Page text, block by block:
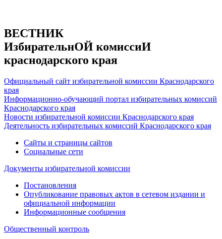
ВЕСТНИК
ИзбирательнОЙ комиссиИ
краснодарского края
Официальный сайт избирательной комиссии Краснодарского
края
Информационно-обучающий портал избирательных комиссий
Краснодарского края
Новости избирательной комиссии Краснодарского края
Деятельность избирательных комиссий Краснодарского края
Сайты и страницы сайтов
Социальные сети
Документы избирательной комиссии
Постановления
Опубликование правовых актов в сетевом издании и
официальной информации
Информационные сообщения
Общественный контроль